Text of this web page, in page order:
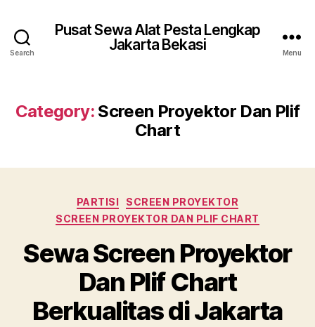
Search
Pusat Sewa Alat Pesta Lengkap
Jakarta Bekasi
Menu
Category: Screen Proyektor Dan Plif
Chart
Categories
PARTISI
SCREEN PROYEKTOR
SCREEN PROYEKTOR DAN PLIF CHART
Sewa Screen Proyektor
Dan Plif Chart
Berkualitas di Jakarta